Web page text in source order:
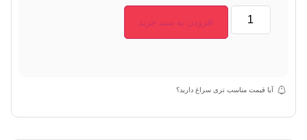
افزودن به سبد خرید
آیا قیمت مناسب تری سراغ دارید؟